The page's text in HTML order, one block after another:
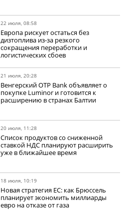
22 июля, 08:58
Европа рискует остаться без
дизтоплива из-за резкого
сокращения переработки и
логистических сбоев
21 июля, 20:28
Венгерский OTP Bank объявляет о
покупке Luminor и готовится к
расширению в странах Балтии
20 июля, 11:28
Список продуктов со сниженной
ставкой НДС планируют расширить
уже в ближайшее время
18 июля, 10:19
Новая стратегия ЕС: как Брюссель
планирует экономить миллиарды
евро на отказе от газа